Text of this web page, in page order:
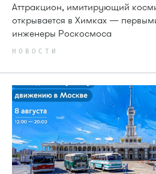
Аттракцион, имитирующий
открывается в Химках —
инженеры Роскосмоса
НОВОСТИ